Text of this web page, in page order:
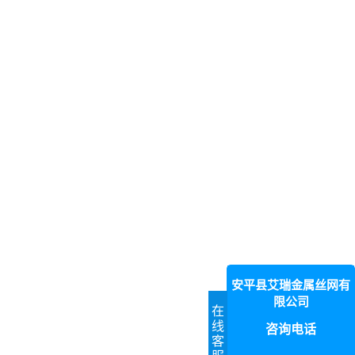
在
线
客
安平县艾瑞金属丝网有
限公司
咨询电话